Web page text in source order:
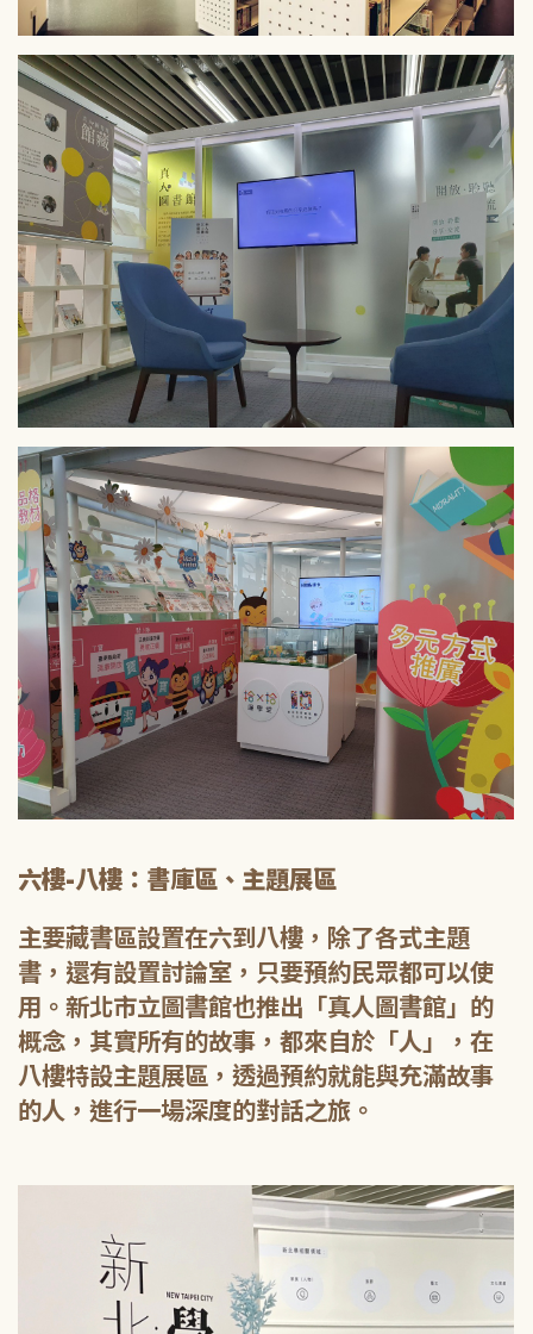
六樓-八樓：書庫區、主題展區
主要藏書區設置在六到八樓，除了各式主題
書，還有設置討論室，只要預約民眾都可以使
用。新北市立圖書館也推出「真人圖書館」的
概念，其實所有的故事，都來自於「人」，在
八樓特設主題展區，透過預約就能與充滿故事
的人，進行一場深度的對話之旅。